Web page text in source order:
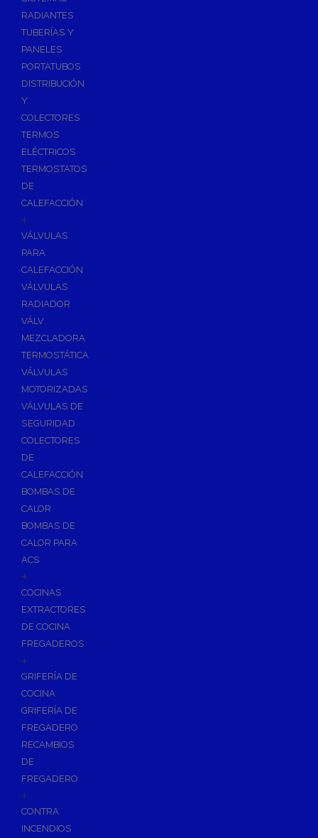
Ósmosis con Depósito
Recambios de Ósmosis
Grifería de Ósmosis
Regulación y Dosificación de Agua
RADIANTES
TUBERÍAS Y
PANELES
PORTATUBOS
DISTRIBUCIÓN
Y
COLECTORES
TERMOS
ELÉCTRICOS
TERMOSTATOS
DE
CALEFACCIÓN
+
VÁLVULAS
PARA
CALEFACCIÓN
VÁLVULAS
RADIADOR
VÁLV.
MEZCLADORA
TERMOSTÁTICA
VÁLVULAS
MOTORIZADAS
VÁLVULAS DE
SEGURIDAD
COLECTORES
DE
CALEFACCIÓN
BOMBAS DE
CALOR
BOMBAS DE
CALOR PARA
ACS
+
COCINAS
EXTRACTORES
DE COCINA
FREGADEROS
+
GRIFERÍA DE
COCINA
GRIFERÍA DE
FREGADERO
RECAMBIOS
DE
FREGADERO
+
CONTRA
INCENDIOS